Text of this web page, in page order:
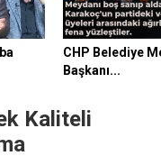
CHP Belediye
Başkanı...
Kaliteli